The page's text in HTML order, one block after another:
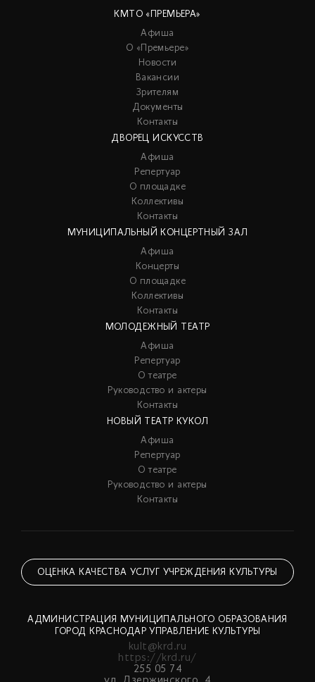
КМТО «ПРЕМЬЕРА»
Афиша
О «Премьере»
Новости
Вакансии
Зрителям
Документы
Контакты
ДВОРЕЦ ИСКУССТВ
Афиша
Репертуар
О площадке
Коллективы
Контакты
МУНИЦИПАЛЬНЫЙ КОНЦЕРТНЫЙ ЗАЛ
Афиша
Концерты
О площадке
Коллективы
Контакты
МОЛОДЕЖНЫЙ ТЕАТР
Афиша
Репертуар
О театре
Руководство и актеры
Контакты
НОВЫЙ ТЕАТР КУКОЛ
Афиша
Репертуар
О театре
Руководство и актеры
Контакты
ОЦЕНКА КАЧЕСТВА УСЛУГ УЧРЕЖДЕНИЯ КУЛЬТУРЫ
АДМИНИСТРАЦИЯ МУНИЦИПАЛЬНОГО ОБРАЗОВАНИЯ
ГОРОД КРАСНОДАР УПРАВЛЕНИЕ КУЛЬТУРЫ
kult@krd.ru
https://krd.ru/
255 05 74